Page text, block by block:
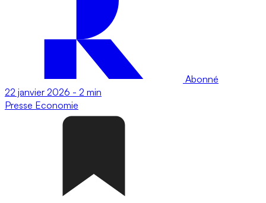
Abonné
22 janvier 2026 - 2 min
Presse Economie